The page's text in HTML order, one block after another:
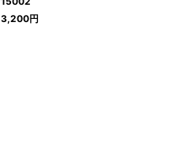
3,200円